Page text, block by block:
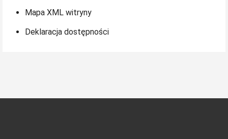
Mapa XML witryny
Deklaracja dostępności